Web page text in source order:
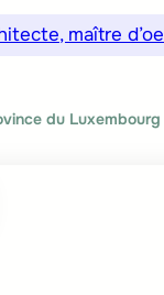
maître
du Luxembourg